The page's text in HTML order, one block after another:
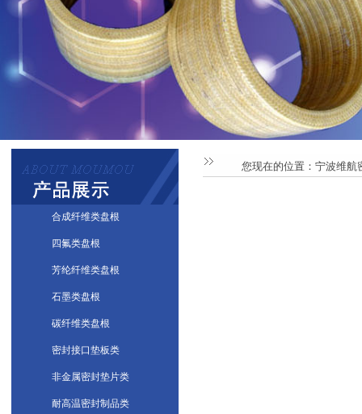
合成纤维类盘根
四氟类盘根
芳纶纤维类盘根
石墨类盘根
碳纤维类盘根
密封接口垫板类
非金属密封垫片类
耐高温密封制品类
您现在的位置： 宁波维航